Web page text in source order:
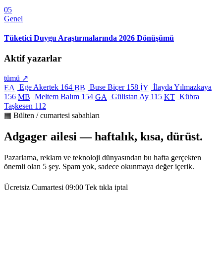
05
Genel
Tüketici Duygu Araştırmalarında 2026 Dönüşümü
Aktif yazarlar
tümü ↗
EA
Ege Akertek 164 BB Buse Biçer 158 İY İlayda Yılmazkaya
156 MB Meltem Balım 154 GA Gülistan Ay 115 KT Kübra
Taşkesen 112
▦ Bülten / cumartesi sabahları
Adgager ailesi — haftalık, kısa, dürüst.
Pazarlama, reklam ve teknoloji dünyasından bu hafta gerçekten
önemli olan 5 şey. Spam yok, sadece okunmaya değer içerik.
Ücretsiz Cumartesi 09:00 Tek tıkla iptal